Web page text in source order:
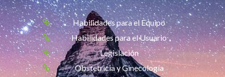
Habilidades para el Equipo
Habilidades para el Usuario
Legislación
Obstetricia y Ginecología